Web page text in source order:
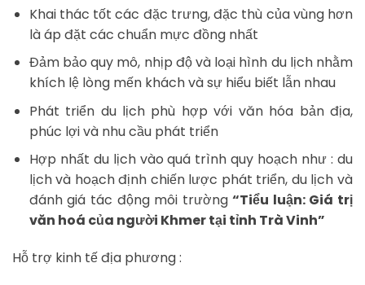
Khai thác tốt các đặc trưng, đặc thù của vùng hơn
là áp đặt các chuẩn mực đồng nhất
Đảm bảo quy mô, nhịp độ và loại hình du lịch nhằm
khích lệ lòng mến khách và sự hiểu biết lẫn nhau
Phát triển du lịch phù hợp với văn hóa bản địa,
phúc lợi và nhu cầu phát triển
Hợp nhất du lịch vào quá trình quy hoạch như : du
lịch và hoạch định chiến lược phát triển, du lịch và
đánh giá tác động môi trường“Tiểu luận: Giá trị
văn hoá của người Khmer tại tỉnh Trà Vinh”
Hỗ trợ kinh tế địa phương :